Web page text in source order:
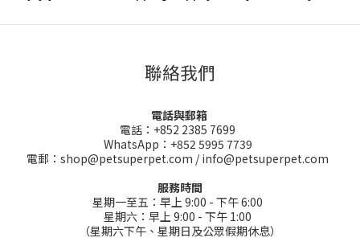
聯絡我們
電話與郵箱
電話：+852 2385 7699
WhatsApp：+852 5995 7739
電郵：shop@petsuperpet.com / info@petsuperpet.com
服務時間
星期一至五：早上 9:00 - 下午 6:00
星期六：早上 9:00 - 下午 1:00
（星期六下午、星期日及公眾假期休息）